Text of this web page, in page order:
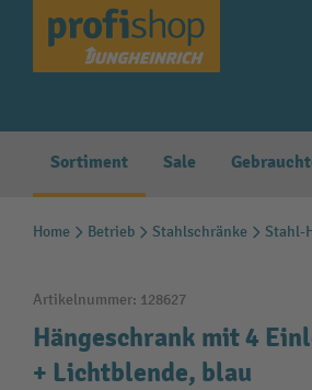
Zur Hauptnavigation springen
Sortiment Sale
Home Betrieb Stahlschränke Stahl-
Artikelnummer: 128627
Hängeschrank mit 4
+ Lichtblende, blau